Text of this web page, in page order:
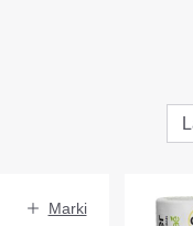
Marki